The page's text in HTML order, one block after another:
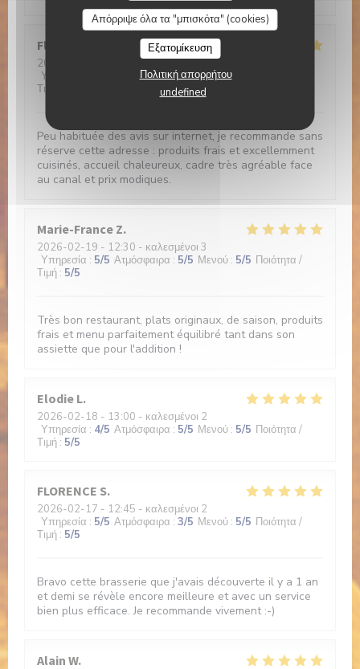
Απόρριψε όλα τα "μπισκότα" (cookies)
Εξατομίκευση
Πολιτική απορρήτου
undefined
Florence
2026-02-20
- 13:00 - καλεσμένοι 2
Υπηρεσία
Ατμόσφαιρα:5/5 Μενού:
Τιμή
Peu habituée des avis sur internet, je recommande sans
réserve cette adresse : produits frais et excellemment
cuisinés, accueil chaleureux, cadre très agréable face
au canal et prix modiques.
Marie-France Z
2026-02-19 - 12:30 - καλεσμένοι 3
Υπηρεσία : 5/5 Ατμόσφαιρα : 5/5 Μενού : 5/5 Ποιότητα /
Τιμή : 5/5
Très bon restaurant, plats originaux, de saison, produits
frais et menu parfaitement équilibré tant dans son
assiette que pour l'addition !
Elodie L
2026-02-18 - 13:00 - καλεσμένοι 2
Υπηρεσία : 4/5 Ατμόσφαιρα : 5/5 Μενού : 5/5 Ποιότητα /
Τιμή : 5/5
FLORENCE S
2026-02-17 - 12:45 - καλεσμένοι 2
Υπηρεσία : 5/5 Ατμόσφαιρα : 3/5 Μενού : 5/5 Ποιότητα /
Τιμή : 5/5
Bravo cette brasserie que j'avais découverte il y a 1 an
et demi se révèle encore meilleure et avec un service
bien plus efficace. Je recommande vivement :-)
Alain W